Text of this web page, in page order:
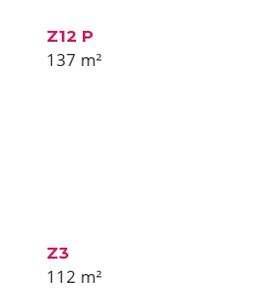
Z12 P
137 m²
Z3
112 m²